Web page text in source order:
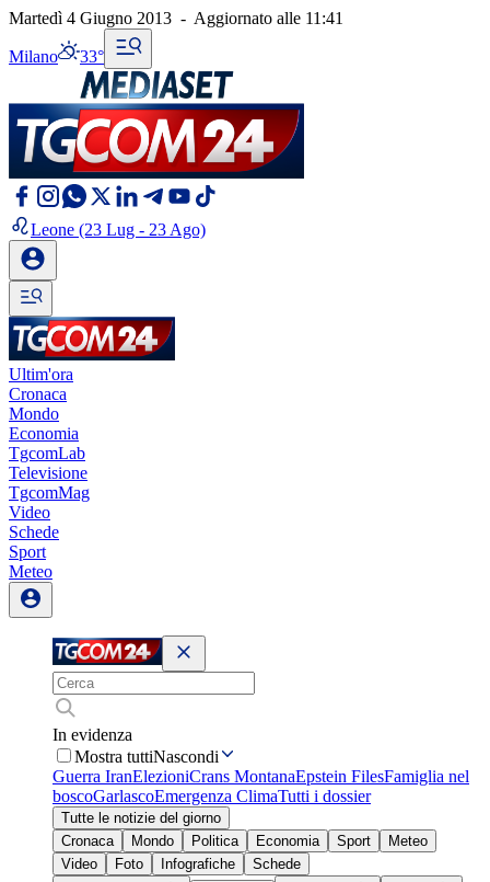
Martedì 4 Giugno 2013 - Aggiornato alle 11:41
Milano 33°
Leone (23 Lug - 23 Ago)
Ultim'ora
Cronaca
Mondo
Economia
TgcomLab
Televisione
TgcomMag
Video
Schede
Sport
Meteo
In evidenza
Mostra tuttiNascondi
Guerra IranElezioniCrans MontanaEpstein FilesFamiglia nel
boscoGarlascoEmergenza ClimaTutti i dossier
Tutte le notizie del giorno
Cronaca
Mondo Politica Economia Sport
Meteo
Video
Foto Infografiche
Schede